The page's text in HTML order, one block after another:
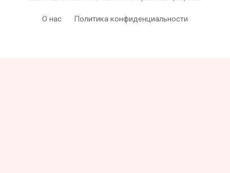
О нас Политика конфиденциальности